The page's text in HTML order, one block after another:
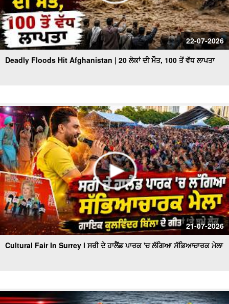
22-07-2026
Deadly Floods Hit Afghanistan | 20 ਲੋਕਾਂ ਦੀ ਮੌਤ, 100 ਤੋਂ ਵੱਧ ਲਾਪਤਾ
21-07-2026
Cultural Fair In Surrey l ਸਰੀ ਦੇ ਹਾਲੈਂਡ ਪਾਰਕ 'ਚ ਲੱਗਿਆ ਸੱਭਿਆਚਾਰਕ ਮੇਲਾ